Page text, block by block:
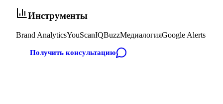
Инструменты
Brand AnalyticsYouScanIQBuzzМедиалогияGoogle Alerts
Получить консультацию